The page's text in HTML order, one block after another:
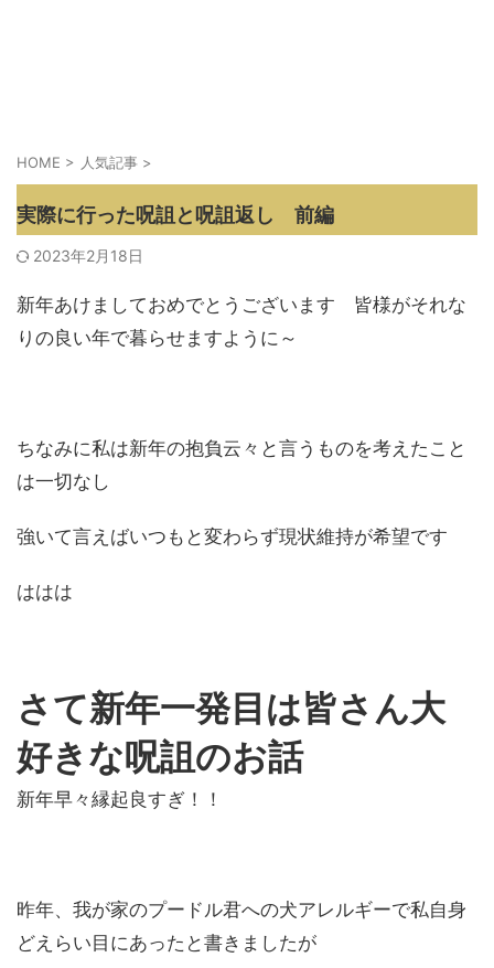
HOME > 人気記事 >
実際に行った呪詛と呪詛返し 前編
2023年2月18日
新年あけましておめでとうございます 皆様がそれな
りの良い年で暮らせますように～
ちなみに私は新年の抱負云々と言うものを考えたこと
は一切なし
強いて言えばいつもと変わらず現状維持が希望です
ははは
さて新年一発目は皆さん大
好きな呪詛のお話
新年早々縁起良すぎ！！
昨年、我が家のプードル君への犬アレルギーで私自身
どえらい目にあったと書きましたが